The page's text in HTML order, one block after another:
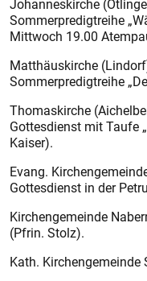
Johanneskirche
Sommerpredigtreihe
Mittwoch 19.00
Matthäuskirche
Sommerpredigtreihe
Thomaskirche
Gottesdienst mit Taufe
Kaiser).
Evang.
Gottesdienst in der
Kirchengemeinde
(Pfrin. Stolz).
Kath. Kirchengemeinde